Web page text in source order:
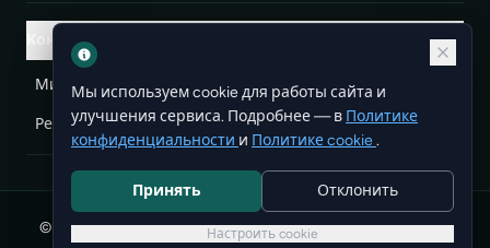
Контакты
Михаленко Руслан Леонидович, УНП ЕА3732804
Республика Беларусь info@doit.by
© 2026 DoIt — бесплатные объявления в Беларуси. Все
Мы используем cookie для работы сайта и
улучшения сервиса. Подробнее — в Политике
конфиденциальности и Политике cookie.
Принять Отклонить
Настроить cookie